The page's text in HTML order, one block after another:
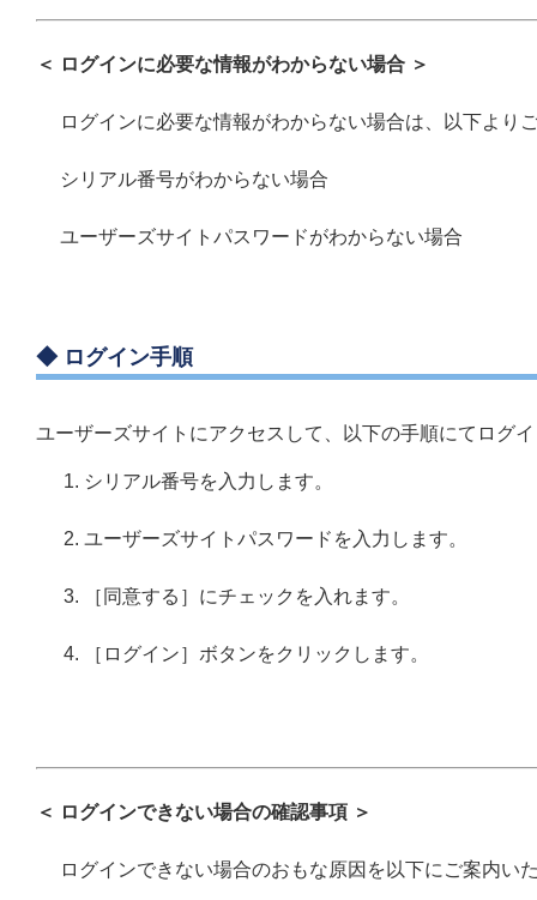
＜ ログインに必要な情報がわからない場合 ＞
ログインに必要な情報がわからない場合は、以下より
シリアル番号がわからない場合
ユーザーズサイトパスワードがわからない場合
◆ ログイン手順
ユーザーズサイトにアクセスして、以下の手順にてログ
シリアル番号を入力します。
ユーザーズサイトパスワードを入力します。
［同意する］にチェックを入れます。
［ログイン］ボタンをクリックします。
＜ ログインできない場合の確認事項 ＞
ログインできない場合のおもな原因を以下にご案内い